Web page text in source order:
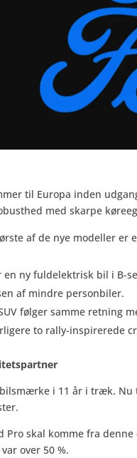
til Europa inden
med skarpe
af de nye modeller er
en ny fuldelektrisk bil i B-
af mindre personbiler.
følger samme retning
to rally-inspirerede
i 11 år i træk.
Pro skal komme fra
over 50 %.